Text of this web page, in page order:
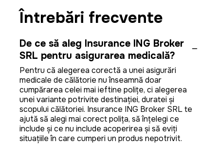
Întrebări frecvente
De ce să aleg Insurance ING Broker
SRL pentru asigurarea medicală?
Pentru că alegerea corectă a unei asigurări
medicale de călătorie nu înseamnă doar
cumpărarea celei mai ieftine polițe, ci alegerea
unei variante potrivite destinației, duratei și
scopului călătoriei. Insurance ING Broker SRL te
ajută să alegi mai corect polița, să înțelegi ce
include și ce nu include acoperirea și să eviți
situațiile în care cumperi un produs nepotrivit.